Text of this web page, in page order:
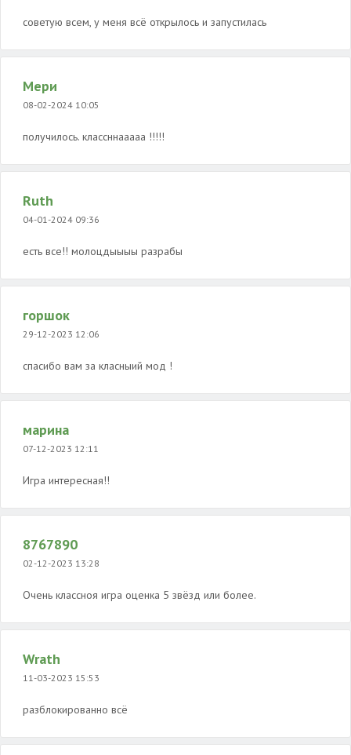
советую всем, у меня всё открылось и запустилась
Мери
08-02-2024 10:05
получилось. классннааааа !!!!!
Ruth
04-01-2024 09:36
есть все!! молоцдыыыы разрабы
горшок
29-12-2023 12:06
спасибо вам за класныий мод !
марина
07-12-2023 12:11
Игра интересная!!
8767890
02-12-2023 13:28
Очень классноя игра оценка 5 звёзд или более.
Wrath
11-03-2023 15:53
разблокированно всё